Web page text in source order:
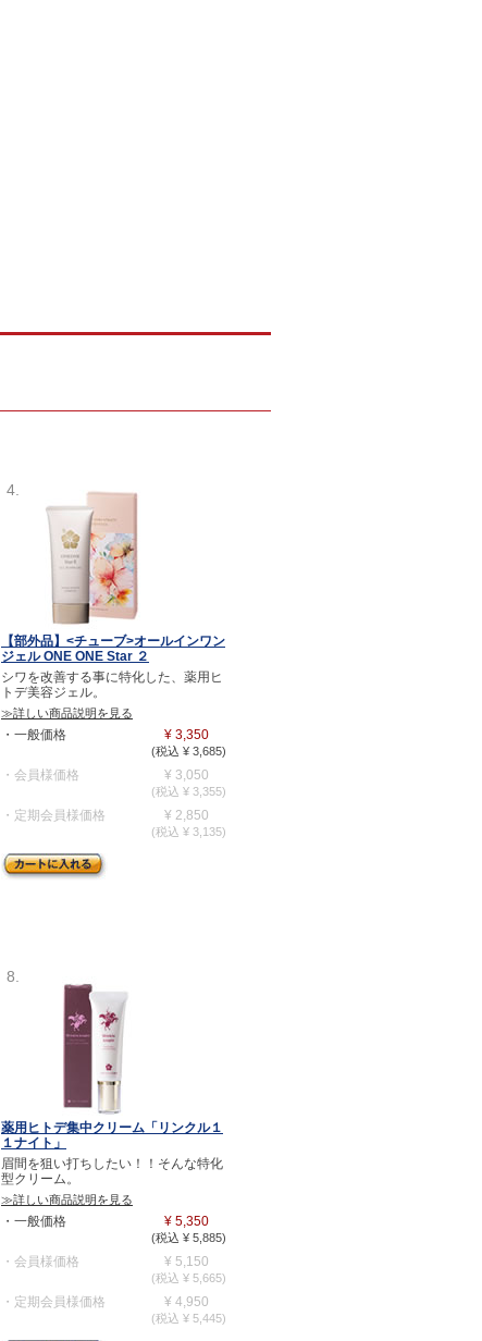
4.
【部外品】<チューブ>オールインワン
ジェル ONE ONE Star ２
シワを改善する事に特化した、薬用ヒ
トデ美容ジェル。
≫詳しい商品説明を見る
・一般価格 ¥ 3,350
(税込 ¥ 3,685)
・会員様価格 ¥ 3,050
(税込 ¥ 3,355)
・定期会員様価格 ¥ 2,850
(税込 ¥ 3,135)
8.
薬用ヒトデ集中クリーム「リンクル１
１ナイト」
眉間を狙い打ちしたい！！そんな特化
型クリーム。
≫詳しい商品説明を見る
・一般価格 ¥ 5,350
(税込 ¥ 5,885)
・会員様価格 ¥ 5,150
(税込 ¥ 5,665)
・定期会員様価格 ¥ 4,950
(税込 ¥ 5,445)